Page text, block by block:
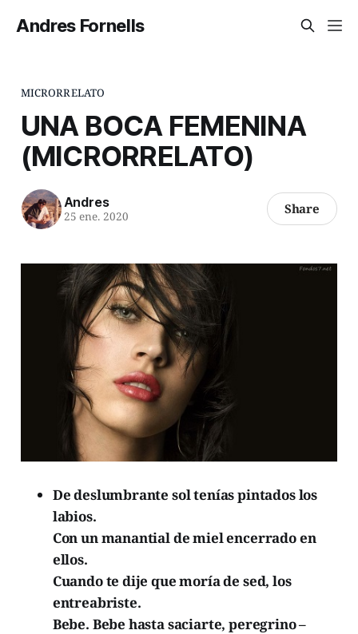
Andres Fornells
MICRORRELATO
UNA BOCA FEMENINA
(MICRORRELATO)
Andres
25 ene. 2020 Share
De deslumbrante sol tenías pintados los
labios.
Con un manantial de miel encerrado en
ellos.
Cuando te dije que moría de sed, los
entreabriste.
Bebe. Bebe hasta saciarte, peregrino –